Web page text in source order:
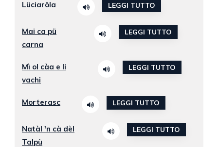
Lüciaröla LEGGI TUTTO
Mai ca pü
carna
LEGGI TUTTO
Mì ol càa e li
vachi
LEGGI TUTTO
Morterasc LEGGI TUTTO
Natàl 'n cà dèl
Talpù
LEGGI TUTTO